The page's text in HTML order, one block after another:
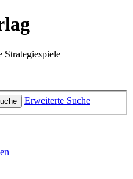
Strategiespiele
Erweiterte Suche